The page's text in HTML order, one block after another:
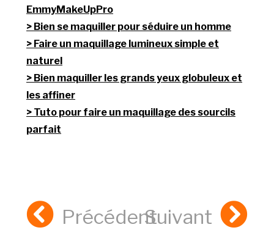
EmmyMakeUpPro
Bien se maquiller pour séduire un homme
Faire un maquillage lumineux simple et
naturel
Bien maquiller les grands yeux globuleux et
les affiner
Tuto pour faire un maquillage des sourcils
parfait
PrécédentSuivant